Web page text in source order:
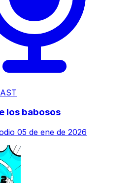
los babosos
05 de ene de 2026